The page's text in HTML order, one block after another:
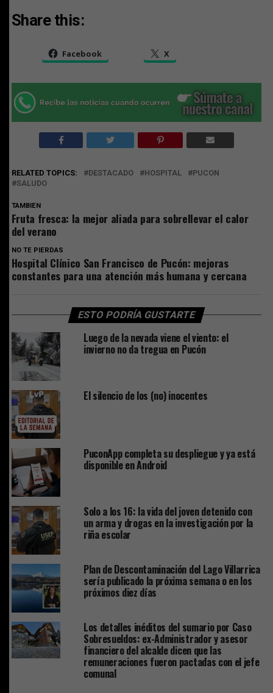
Share this:
Facebook X
RELATED TOPICS: DESTACADO HOSPITAL
PUCON
SALUDO
TAMBIEN
Fruta fresca: la mejor aliada para sobrellevar el calor
del verano
NO TE PIERDAS
Hospital Clínico San Francisco de Pucón: mejoras
constantes para una atención más humana y cercana
ESTO PODRÍA GUSTARTE
Luego de la nevada viene el viento: el
invierno no da tregua en Pucón
El silencio de los (no) inocentes
PuconApp completa su despliegue y ya está
disponible en Android
Solo a los 16: la vida del joven detenido con
un arma y drogas en la investigación por la
riña escolar
Plan de Descontaminación del Lago Villarrica
sería publicado la próxima semana o en los
próximos diez días
Los detalles inéditos del sumario por Caso
Sobresueldos: ex-Administrador y asesor
financiero del alcalde dicen que las
remuneraciones fueron pactadas con el jefe
comunal